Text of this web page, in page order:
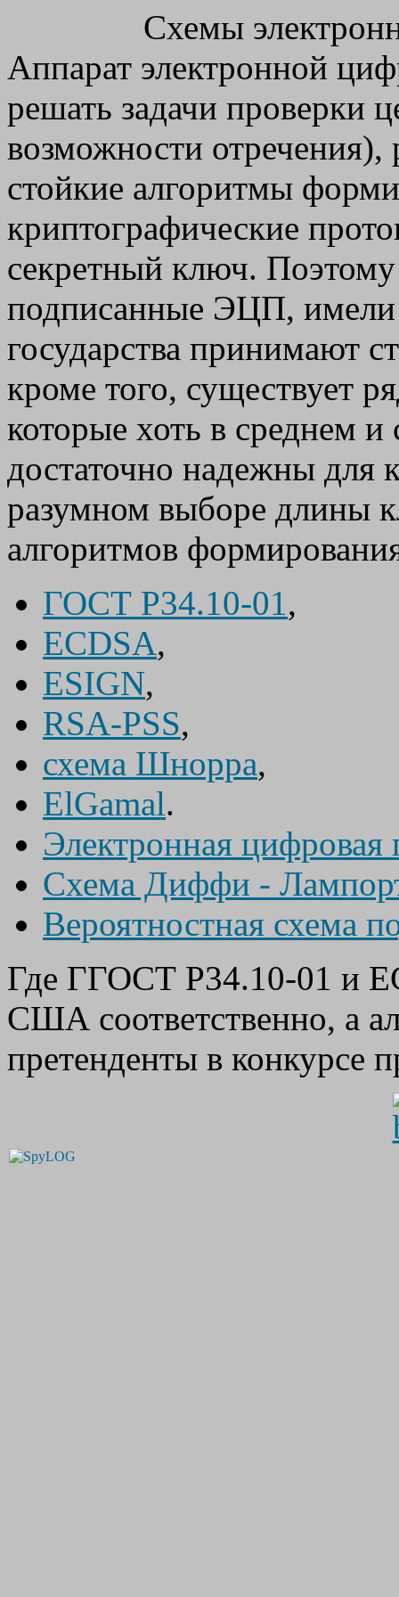
Схемы
Аппарат электронной
решать задачи проверки
возможности отречения),
стойкие алгоритмы
криптографические
секретный ключ.
подписанные ЭЦП, имели
государства принимают
кроме того, существует
которые хоть в среднем
достаточно надежны для
разумном выборе длины
алгоритмов
ГОСТ Р34.10-01,
ECDSA,
ESIGN,
RSA-PSS,
схема Шнорра,
ElGamal.
Электронная
Схема Диффи -
Вероятностная схема
Где ГГОСТ Р34.10-01 и
США соответственно, а
претенденты в конкурсе